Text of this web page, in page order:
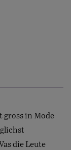
gross in Mode
die Leute